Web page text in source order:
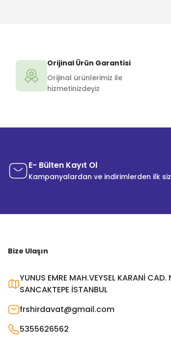
Orijinal Ürün Garantisi
Orijinal ürünlerimiz ile
hizmetinizdeyiz
E- Bülten Kayıt Ol
Kampanyalardan ve indirimlerden ilk
Bize Ulaşın
YUNUS EMRE MAH.VEYSEL KARANİ CAD.
SANCAKTEPE İSTANBUL
frshirdavat@gmail.com
5355626562